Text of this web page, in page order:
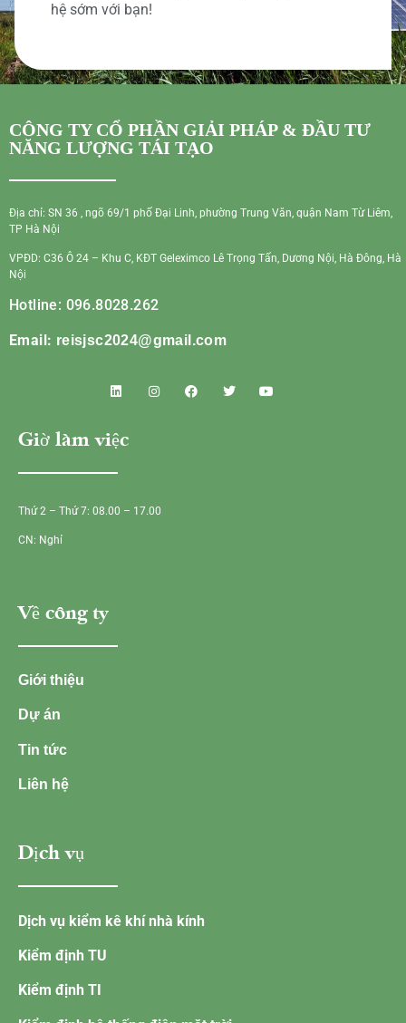
hệ sớm với bạn!
CÔNG TY CỔ PHẦN GIẢI PHÁP & ĐẦU TƯ
NĂNG LƯỢNG TÁI TẠO
Địa chỉ: SN 36 , ngõ 69/1 phố Đại Linh, phường Trung Văn, quận Nam Từ Liêm,
TP Hà Nội
VPĐD: C36 Ô 24 – Khu C, KĐT Geleximco Lê Trọng Tấn, Dương Nội, Hà Đông, Hà
Nội
Hotline: 096.8028.262
Email: reisjsc2024@gmail.com
Giờ làm việc
Thứ 2 – Thứ 7: 08.00 – 17.00
CN: Nghỉ
Về công ty
Giới thiệu
Dự án
Tin tức
Liên hệ
Dịch vụ
Dịch vụ kiểm kê khí nhà kính
Kiểm định TU
Kiểm định TI